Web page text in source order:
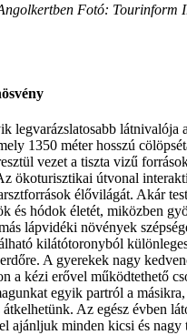
Fotó: Tourinform
legvarázslatosabb látnivalója
1350 méter hosszú
vezet a tiszta vizű
ökoturisztikai útvonal
élővilágát. Akár
és hódok életét, miközben
lápvidéki növények
kilátótoronyból
A gyerekek nagy
a kézi erővel működtethető
egyik partról a
Az egész évben
ajánljuk minden kicsi és nagy